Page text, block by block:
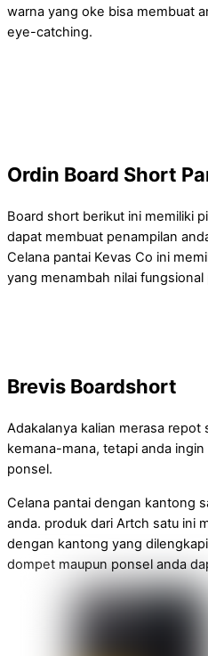
warna yang oke bisa membuat
eye-catching.
Ordin Board Short
Board short berikut ini memiliki
dapat membuat penampilan
Celana pantai Kevas Co ini
yang menambah nilai fungsional
Brevis Boardshort
Adakalanya kalian merasa repot
kemana-mana, tetapi anda
ponsel.
Celana pantai dengan kantong
anda. produk dari Artch satu ini
dengan kantong yang
dompet maupun ponsel anda